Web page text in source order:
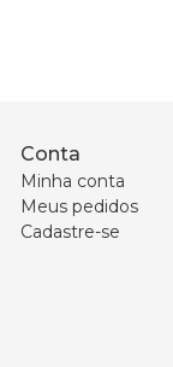
Conta
Minha conta
Meus pedidos
Cadastre-se